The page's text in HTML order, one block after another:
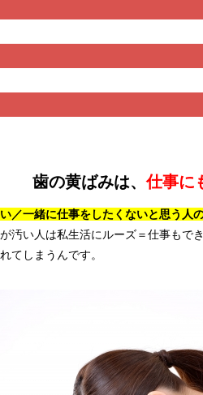
歯の黄ばみは、仕事に
／一緒に仕事をしたくないと思う人
汚い人は私生活にルーズ＝仕事もで
てしまうんです。